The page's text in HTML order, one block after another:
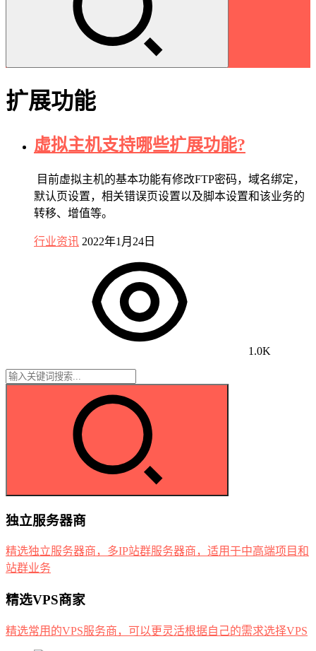
扩展功能
虚拟主机支持哪些扩展功能?
目前虚拟主机的基本功能有修改FTP密码，域名绑定，
默认页设置，相关错误页设置以及脚本设置和该业务的
转移、增值等。
行业资讯 2022年1月24日
1.0K
独立服务器商
精选独立服务器商，多IP站群服务器商，适用于中高端项目和
站群业务
精选VPS商家
精选常用的VPS服务商，可以更灵活根据自己的需求选择VPS